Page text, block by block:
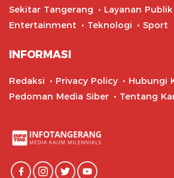
Sekitar Tangerang
Layanan Publik
Entertainment
Teknologi Sport
INFORMASI
Redaksi Privacy Policy
Hubungi
Pedoman Media Siber
Tentang